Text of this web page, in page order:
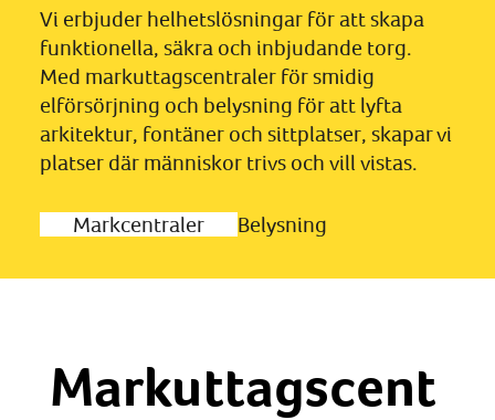
Vi erbjuder helhetslösningar för att skapa
funktionella, säkra och inbjudande torg.
Med markuttagscentraler för smidig
elförsörjning och belysning för att lyfta
arkitektur, fontäner och sittplatser, skapar vi
platser där människor trivs och vill vistas.
Markcentraler Belysning
Markuttagscent